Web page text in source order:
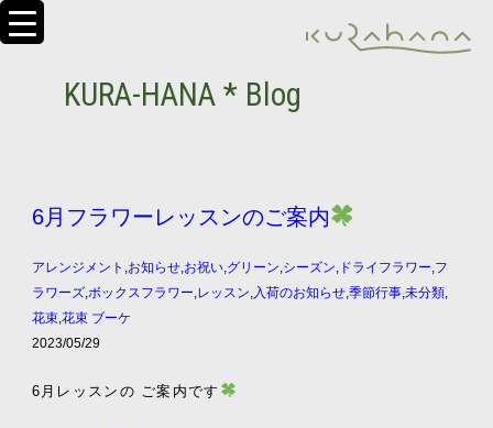
KURA-HANA * Blog
6月フラワーレッスンのご案内
アレンジメント ,お知らせ,お祝い,グリーン,シーズン,ドライフラワー,フ
ラワーズ,ボックスフラワー,レッスン,入荷のお知らせ,季節行事,未分類,
花束,花束 ブーケ
2023/05/29
6 月レッスンの ご案内です